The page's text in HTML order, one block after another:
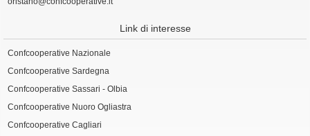
Link di interesse
Confcooperative Nazionale
Confcooperative Sardegna
Confcooperative Sassari - Olbia
Confcooperative Nuoro Ogliastra
Confcooperative Cagliari